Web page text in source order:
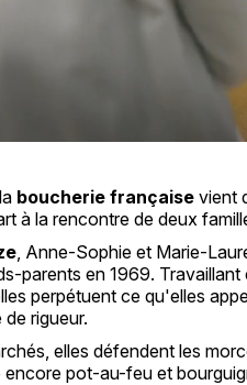
boucherie française vient
à la rencontre de deux
, Anne-Sophie et Marie-
parents en 1969.
perpétuent ce qu'elles
rigueur.
elles défendent les
encore pot-au-feu et